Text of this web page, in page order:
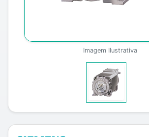
Imagem Ilustrativa